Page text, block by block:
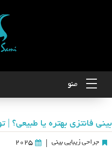
منو
بینی فانتزی بهتره یا طبیعی؟
جراحی زیبایی بینی |
2025